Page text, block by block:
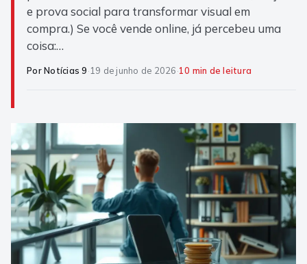
e prova social para transformar visual em
compra.) Se você vende online, já percebeu uma
coisa:…
Por Notícias 9·19 de junho de 2026·10 min de leitura